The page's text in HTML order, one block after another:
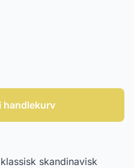
handlekurv
skandinavisk